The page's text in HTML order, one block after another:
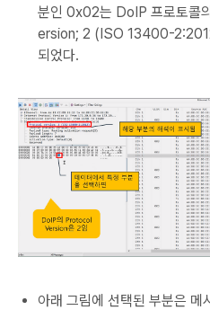
분인 0x02는 DoIP 프로토콜
ersion; 2 (ISO 13400-
되었다.
아래 그림에 선택된 부분은